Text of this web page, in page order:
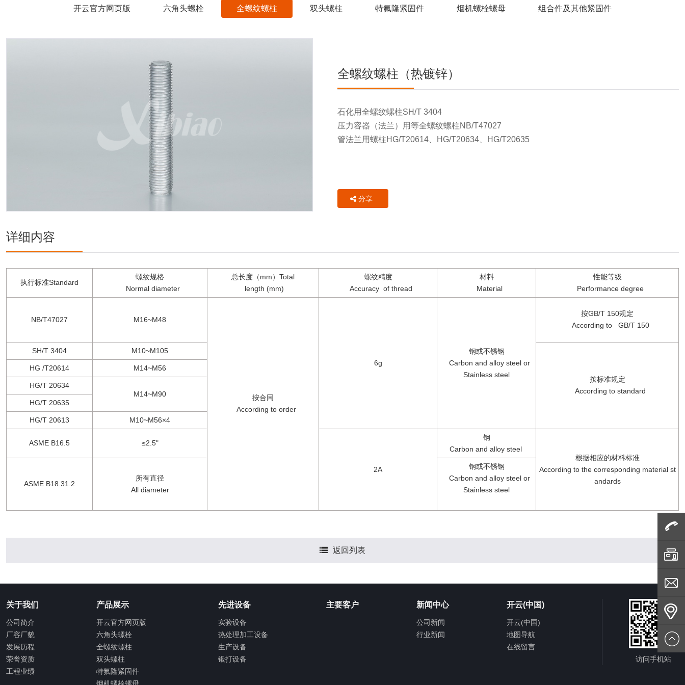
开云官方网页版 六角头螺栓 全螺纹螺柱 双头螺柱 特氟隆紧固件 烟机螺栓螺母 组合件及其他紧固件
全螺纹螺柱（热镀锌）
石化用全螺纹螺柱SH/T 3404
压力容器（法兰）用等全螺纹螺柱NB/T47027
管法兰用螺柱HG/T20614、HG/T20634、HG/T20635
分享
详细内容
执行标准Standard
螺纹规格
Normal diameter
总长度（mm）Total
length (mm)
螺纹精度
Accuracy of thread
材料
Material
性能等级
Performance degree
NB/T47027 M16~M48
按合同
According to order
6g
钢或不锈钢
Carbon and alloy steel or
Stainless steel
按GB/T 150规定
According to GB/T 150
SH/T 3404 M10~M105
按标准规定
According to standard
HG /T20614 M14~M56
HG/T 20634
M14~M90
HG/T 20635
HG/T 20613 M10~M56×4
ASME B16.5 ≤2.5"
2A
钢
Carbon and alloy steel
根据相应的材料标准
According to the corresponding material st
andards
ASME B18.31.2
所有直径
All diameter
钢或不锈钢
Carbon and alloy steel or
Stainless steel
返回列表
关于我们
公司简介
厂容厂貌
发展历程
荣誉资质
工程业绩
产品展示
开云官方网页版
六角头螺栓
全螺纹螺柱
双头螺柱
特氟隆紧固件
先进设备
实验设备
热处理加工设备
生产设备
锻打设备
主要客户 新闻中心
公司新闻
行业新闻
开云(中国)
开云(中国)
地图导航
在线留言
访问手机站
咨询电
传真
客服邮
公司地